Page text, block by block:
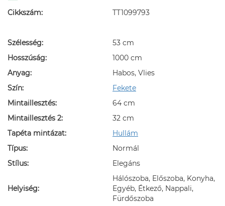
Cikkszám: TT1099793
Szélesség:
53 cm
Hosszúság:
1000 cm
Anyag:
Habos, Vlies
Szín:
Fekete
Mintaillesztés:
64 cm
Mintaillesztés 2:
32 cm
Tapéta mintázat:
Hullám
Típus:
Normál
Stílus:
Elegáns
Helyiség:
Hálószoba, Előszoba, Konyha,
Egyéb, Étkező, Nappali,
Fürdőszoba